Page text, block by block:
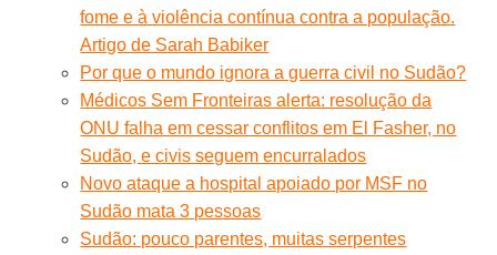
fome e à violência contínua contra a população.
Artigo de Sarah Babiker
Por que o mundo ignora a guerra civil no Sudão?
Médicos Sem Fronteiras alerta: resolução da
ONU falha em cessar conflitos em El Fasher, no
Sudão, e civis seguem encurralados
Novo ataque a hospital apoiado por MSF no
Sudão mata 3 pessoas
Sudão: pouco parentes, muitas serpentes